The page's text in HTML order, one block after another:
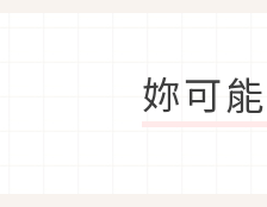
妳可